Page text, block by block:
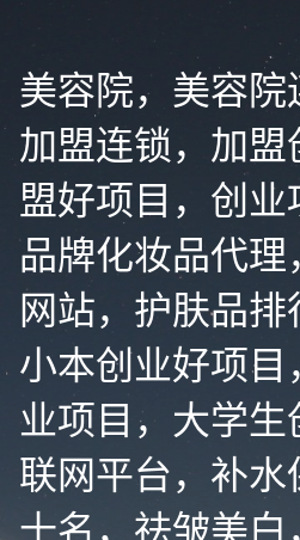
美容院，美容
加盟连锁，加
盟好项目，创业
品牌化妆品代
网站，护肤品排
小本创业好项
业项目，大学
联网平台，补
十名，祛皱美白